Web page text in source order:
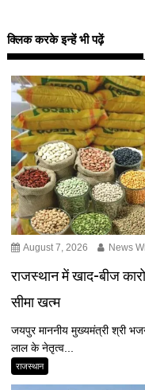
क्लिक करके इन्हें भी पढ़ें
August 7, 2026 News
राजस्थान में खाद-बीज
सीमा खत्म
जयपुर माननीय मुख्यमंत्री श्री
लाल के नेतृत्व...
राजस्थान